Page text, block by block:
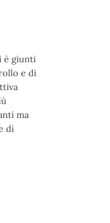
è giunti
e di
ma
di